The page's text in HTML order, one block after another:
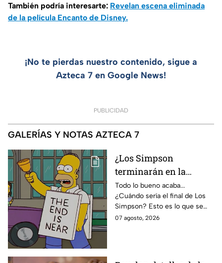
También podría interesarte: Revelan escena eliminada
de la película Encanto de Disney.
¡No te pierdas nuestro contenido, sigue a
Azteca 7 en Google News!
PUBLICIDAD
GALERÍAS Y NOTAS AZTECA 7
¿Los Simpson
terminarán en la
temporada 40? Actriz
de Bart Simpson da
IMPACTANTE
declaración
Todo lo bueno acaba...
¿Cuándo sería el final de Los
Simpson? Esto es lo que se
sabe:
07 agosto, 2026